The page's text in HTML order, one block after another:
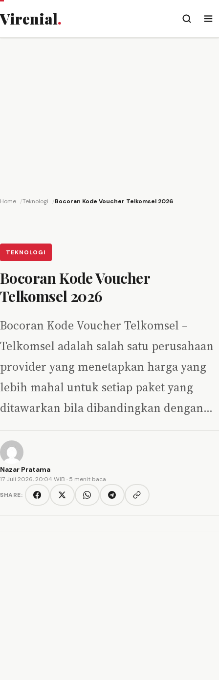
Virenial.
Home Teknologi Bocoran Kode Voucher Telkomsel 2026
TEKNOLOGI
Bocoran Kode Voucher
Telkomsel 2026
Bocoran Kode Voucher Telkomsel –
Telkomsel adalah salah satu perusahaan
provider yang menetapkan harga yang
lebih mahal untuk setiap paket yang
ditawarkan bila dibandingkan dengan…
Nazar Pratama
17 Juli 2026, 20:04 WIB · 5 menit baca
SHARE:
FacebookTwitter/XWhatsAppTelegramCopy link